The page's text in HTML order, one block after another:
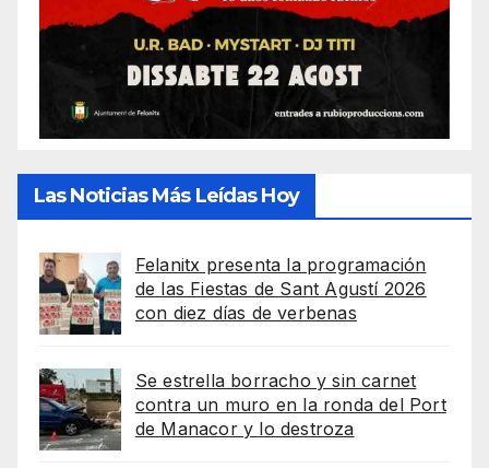
Las Noticias Más Leídas Hoy
Felanitx presenta la programación
de las Fiestas de Sant Agustí 2026
con diez días de verbenas
Se estrella borracho y sin carnet
contra un muro en la ronda del Port
de Manacor y lo destroza